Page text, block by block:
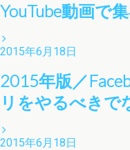
YouTube動画で
2015年6月18日
2015年版／
リをやるべきで
2015年6月18日